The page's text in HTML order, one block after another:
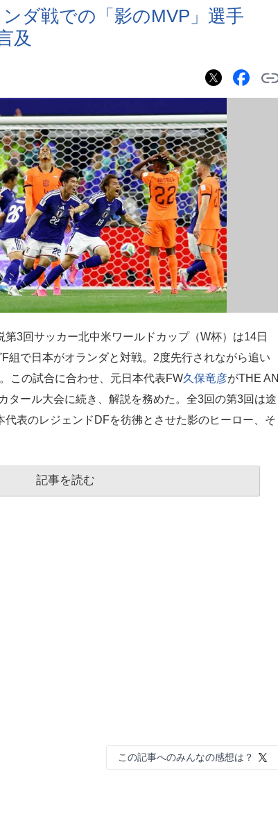
ダ戦での「影のMVP」選手
及
3回サッカー北中米ワールドカップ（W杯）は14日
F組で日本がオランダと対戦。2度先行されながら追い
この試合に合わせ、元日本代表FW久保竜彦がTHE AN
タール大会に続き、解説を務めた。全3回の第3回は途
代表のレジェンドDFを彷彿とさせた影のヒーロー、そ
記事を読む
この記事へのみんなの感想は？